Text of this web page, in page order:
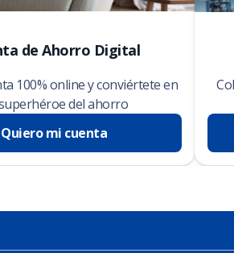
de Ahorro Digital
100% online y conviértete en
del ahorro
Quiero mi cuenta